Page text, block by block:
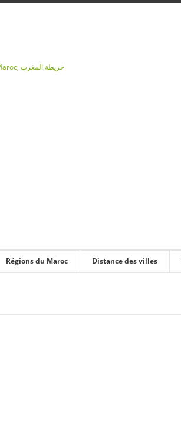
, خريطة المغرب
Régions du Maroc Distance des villes